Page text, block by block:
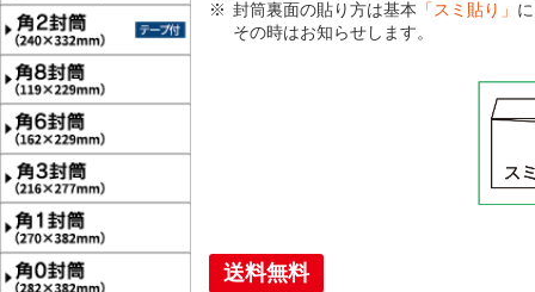
封筒裏面の貼り方は基本 「スミ貼り」
その時はお知らせします。
送料無料